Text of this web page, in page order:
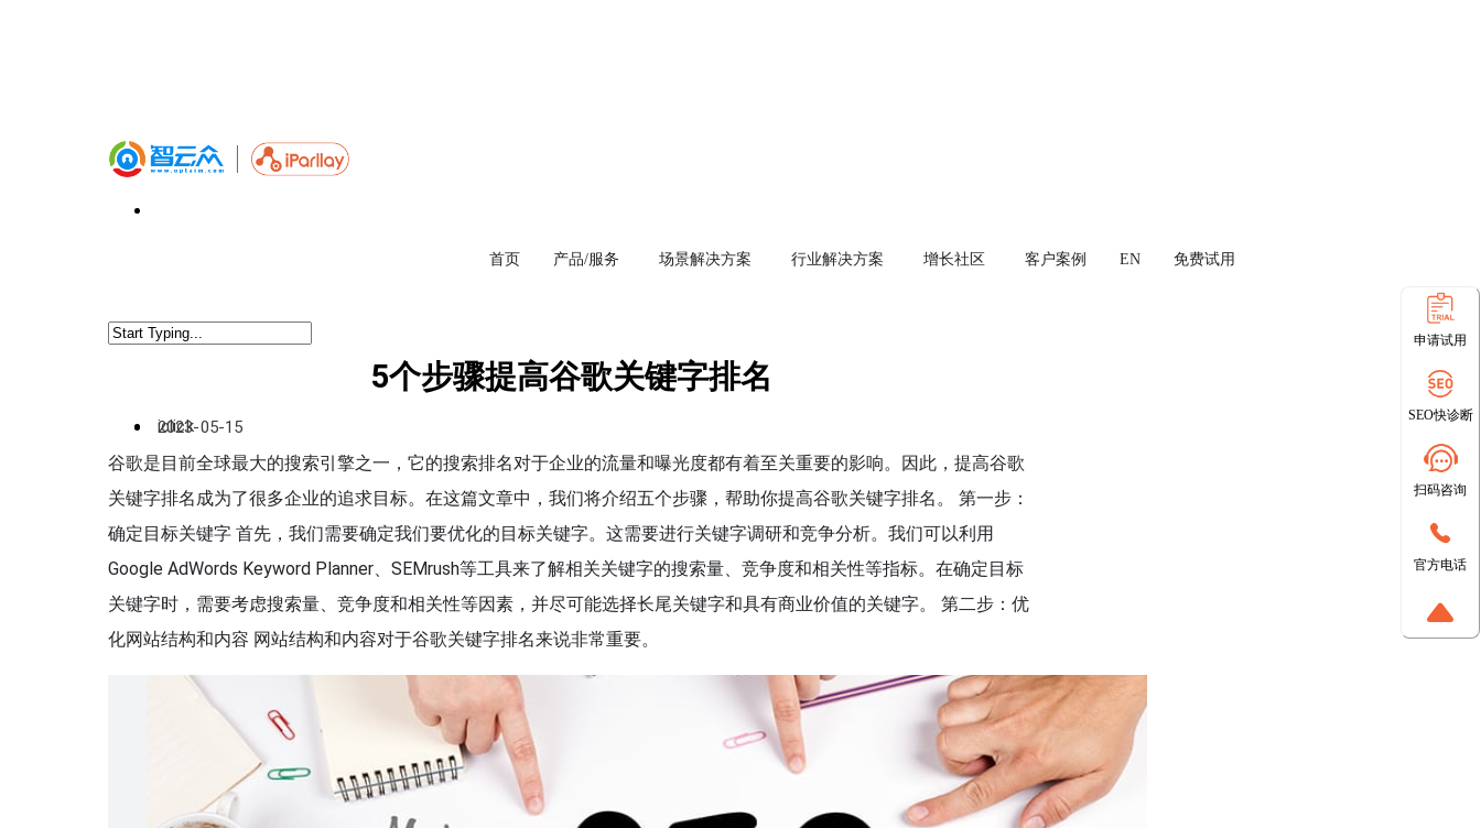
首页 产品/服务 场景解决方案 行业解决方案 增长社区 客户案例 EN 免费试用
5个步骤提高谷歌关键字排名
iclick
2023-05-15
谷歌是目前全球最大的搜索引擎之一，它的搜索排名对于企业的流量和曝光度都有着至关重要的影响。因此，提高谷歌
关键字排名成为了很多企业的追求目标。在这篇文章中，我们将介绍五个步骤，帮助你提高谷歌关键字排名。 第一步：
确定目标关键字 首先，我们需要确定我们要优化的目标关键字。这需要进行关键字调研和竞争分析。我们可以利用
Google AdWords Keyword Planner、SEMrush等工具来了解相关关键字的搜索量、竞争度和相关性等指标。在确定目标
关键字时，需要考虑搜索量、竞争度和相关性等因素，并尽可能选择长尾关键字和具有商业价值的关键字。 第二步：优
化网站结构和内容 网站结构和内容对于谷歌关键字排名来说非常重要。
申请试用
SEO快诊断
扫码咨询
官方电话